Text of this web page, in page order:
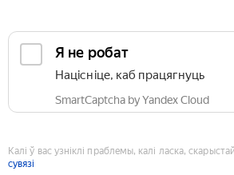
Я не робат
Націсніце, каб працягнуць
SmartCaptcha by Yandex Cloud
Калі ў вас узніклі праблемы, калі ласка,
сувязі